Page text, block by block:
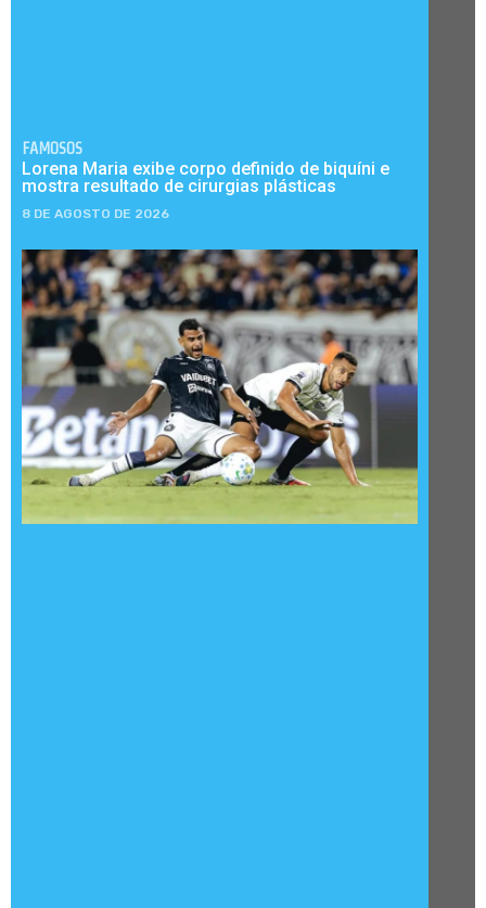
FAMOSOS
Lorena Maria exibe corpo definido de biquíni e
mostra resultado de cirurgias plásticas
8 DE AGOSTO DE 2026